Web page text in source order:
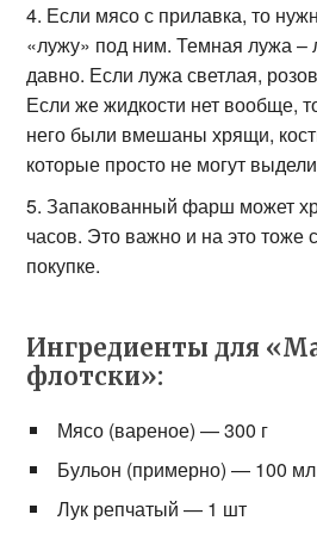
Если мясо с прилавка, то
«лужу» под ним. Темная лужа –
давно. Если лужа светлая,
Если же жидкости нет вообще,
него были вмешаны хрящи,
которые просто не могут
Запакованный фарш может
часов. Это важно и на это тоже
покупке.
Ингредиенты для
флотски»:
Мясо (вареное) — 300 г
Бульон (примерно) — 100 мл
Лук репчатый — 1 шт